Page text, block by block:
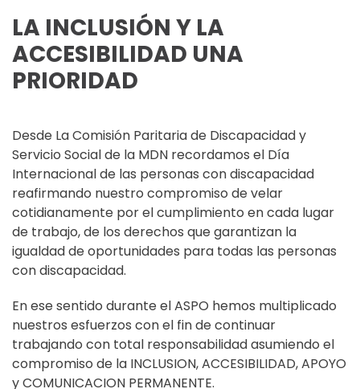
LA INCLUSIÓN Y LA
ACCESIBILIDAD UNA
PRIORIDAD
Desde La Comisión Paritaria de Discapacidad y
Servicio Social de la MDN recordamos el Día
Internacional de las personas con discapacidad
reafirmando nuestro compromiso de velar
cotidianamente por el cumplimiento en cada lugar
de trabajo, de los derechos que garantizan la
igualdad de oportunidades para todas las personas
con discapacidad.
En ese sentido durante el ASPO hemos multiplicado
nuestros esfuerzos con el fin de continuar
trabajando con total responsabilidad asumiendo el
compromiso de la INCLUSION, ACCESIBILIDAD, APOYO
y COMUNICACION PERMANENTE.